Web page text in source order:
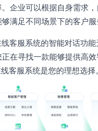
企业可以根据自身需求
满足不同场景下的客户
客服系统的智能对话功
在寻找一款能够提供高
客服系统是您的理想选择